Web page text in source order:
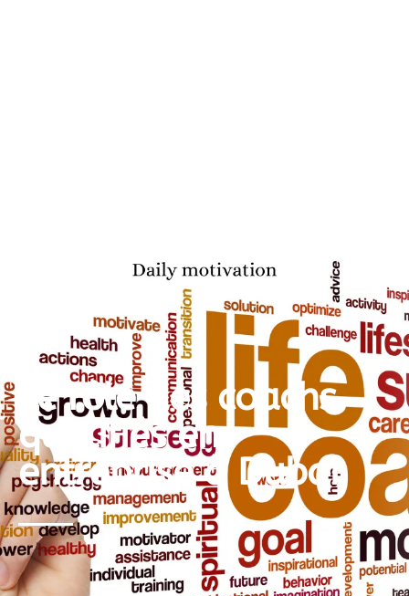
Le rôle des coachs
qualifiés en
entreprise à Dubaï